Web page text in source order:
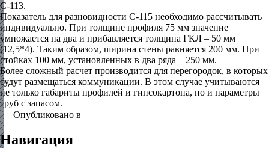
С-113.
Показатель для разновидности С-115 необходимо рассчитывать
индивидуально. При толщине профиля 75 мм значение
умножается на два и прибавляется толщина ГКЛ – 50 мм
(12,5*4). Таким образом, ширина стены равняется 200 мм. При
стойках 100 мм, установленных в два ряда – 250 мм.
Более сложный расчет производится для перегородок, в которых
будут размещаться коммуникации. В этом случае учитываются
не только габариты профилей и гипсокартона, но и параметры
труб с запасом.
Опубликовано в
Навигация